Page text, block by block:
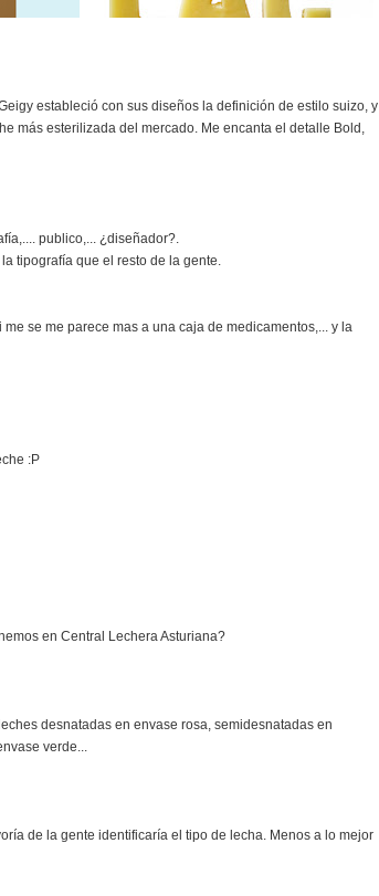
estableció con sus diseños la definición de estilo suizo, y
más esterilizada del mercado. Me encanta el detalle Bold,
publico,... ¿diseñador?.
tipografía que el resto de la gente.
se me parece mas a una caja de medicamentos,... y la
:P
en Central Lechera Asturiana?
desnatadas en envase rosa, semidesnatadas en
verde...
de la gente identificaría el tipo de lecha. Menos a lo mejor